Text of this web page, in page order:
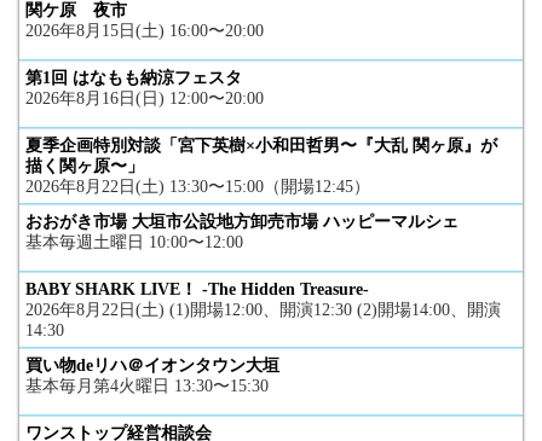
関ケ原 夜市
2026年8月15日(土) 16:00〜20:00
第1回 はなもも納涼フェスタ
2026年8月16日(日) 12:00〜20:00
夏季企画特別対談「宮下英樹×小和田哲男〜『大乱 関ヶ原』が
描く関ヶ原〜」
2026年8月22日(土) 13:30〜15:00（開場12:45）
おおがき市場 大垣市公設地方卸売市場 ハッピーマルシェ
基本毎週土曜日 10:00〜12:00
BABY SHARK LIVE！ -The Hidden Treasure-
2026年8月22日(土) (1)開場12:00、開演12:30 (2)開場14:00、開演
14:30
買い物deリハ＠イオンタウン大垣
基本毎月第4火曜日 13:30〜15:30
ワンストップ経営相談会